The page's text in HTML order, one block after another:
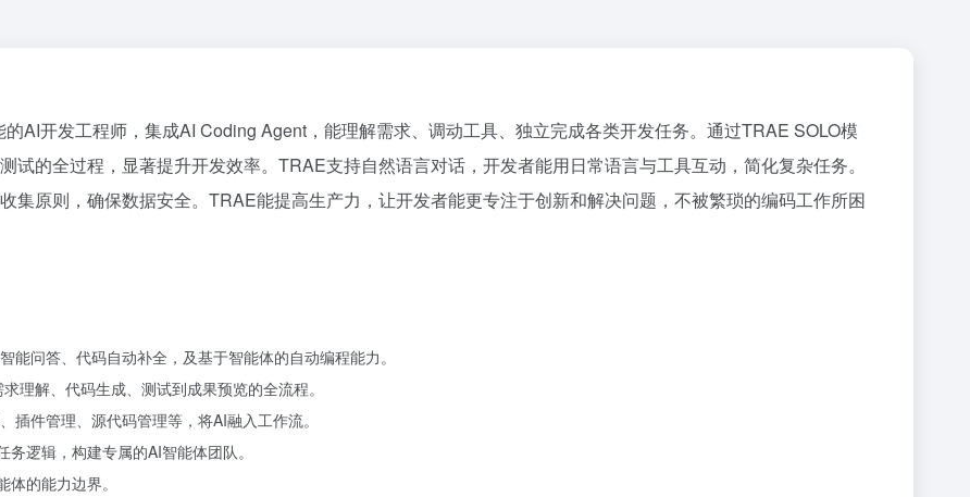
AI开发工程师，集成AI Coding Agent，能理解需求、调动工具、独立完成各类开发任务。通过TRAE SOLO模
的全过程，显著提升开发效率。TRAE支持自然语言对话，开发者能用日常语言与工具互动，简化复杂任务。
集原则，确保数据安全。TRAE能提高生产力，让开发者能更专注于创新和解决问题，不被繁琐的编码工作所困
问答、代码自动补全，及基于智能体的自动编程能力。
理解、代码生成、测试到成果预览的全流程。
件管理、源代码管理等，将AI融入工作流。
逻辑，构建专属的AI智能体团队。
的能力边界。